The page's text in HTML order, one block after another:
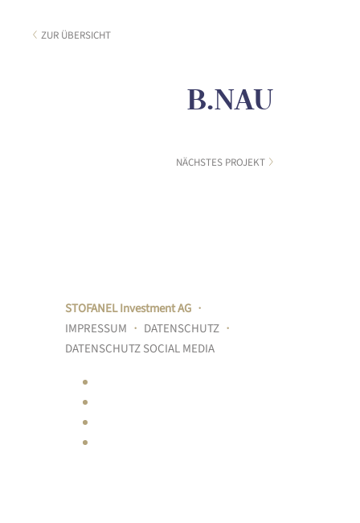
ZUR ÜBERSICHT
B.NAU
NÄCHSTES PROJEKT
STOFANEL Investment AG ・
IMPRESSUM ・ DATENSCHUTZ ・
DATENSCHUTZ SOCIAL MEDIA